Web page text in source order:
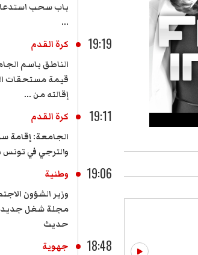
باب سحب
...
19:19
كرة القدم
الناطق باسم
قيمة مستحقات
إقالته من ...
19:11
كرة القدم
الجامعة: إقامة
والترجي في
19:06
وطنية
وزير الشؤون
مجلة شغل
حديث
18:48
جهوية